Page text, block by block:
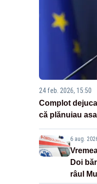
24 feb. 2026, 15:50
Complot
că plănuiau
6 aug.
Doi
râul